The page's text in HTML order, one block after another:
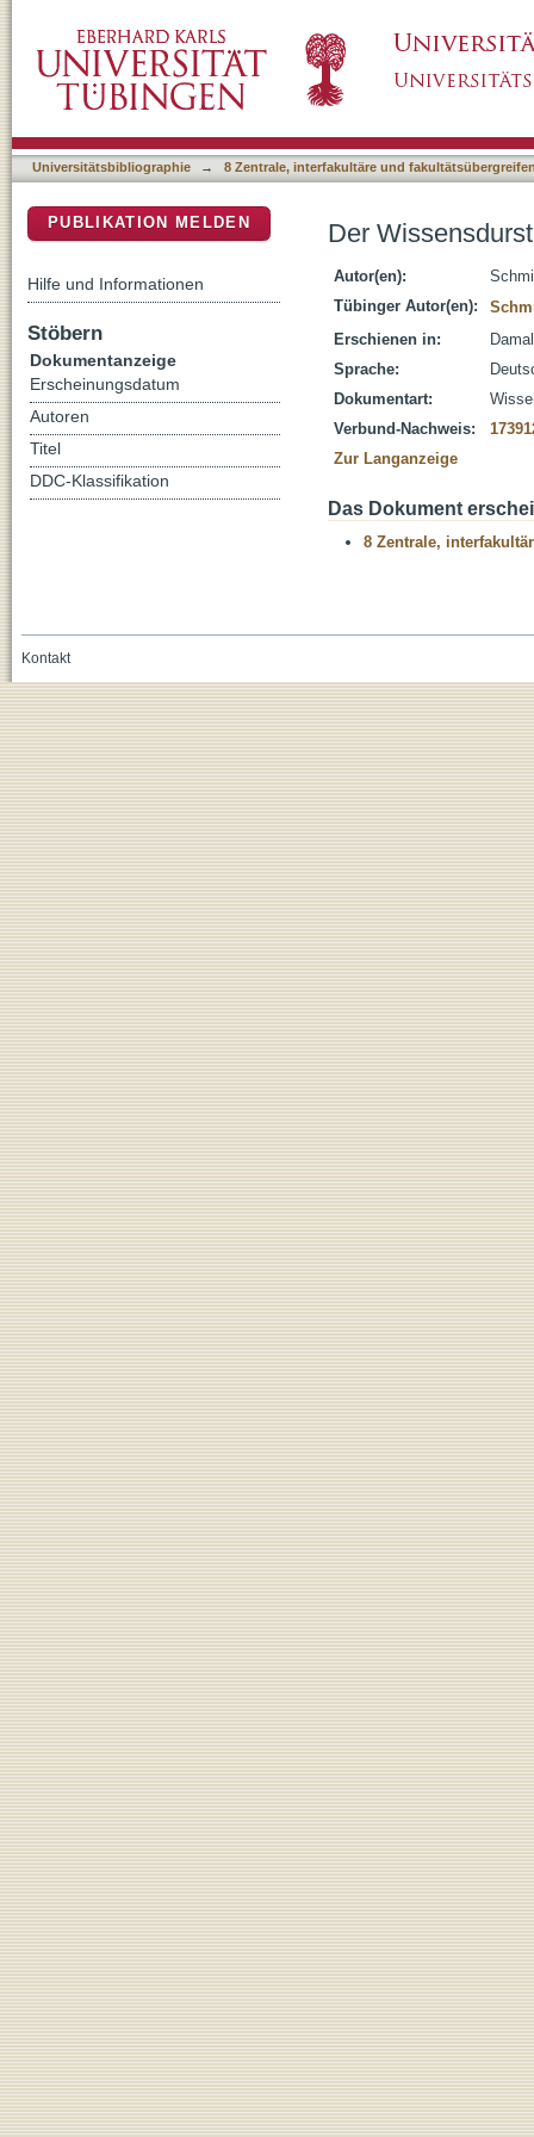
Universitätsbibliographie → 8 Zentrale, interfakultäre und
Der
Autor(en):
Tübinger Autor(en):
Erschienen in:
Sprache:
Dokumentart:
Verbund-Nachweis:
Zur Langanzeige
Das Dokument
8 Zentrale,
PUBLIKATION MELDEN
Hilfe und Informationen
Stöbern
Dokumentanzeige
Erscheinungsdatum
Autoren
Titel
DDC-Klassifikation
Kontakt